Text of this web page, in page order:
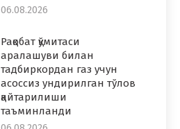
06.08.2026
Рақобат қўмитаси
аралашуви билан
тадбиркордан газ учун
асоссиз ундирилган тўлов
қайтарилиши
таъминланди